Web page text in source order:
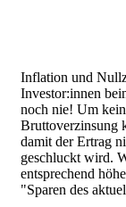
Inflation und
Investor:innen
noch nie! Um
Bruttoverzinsung
damit der Ertrag
geschluckt wird.
entsprechend
"Sparen des